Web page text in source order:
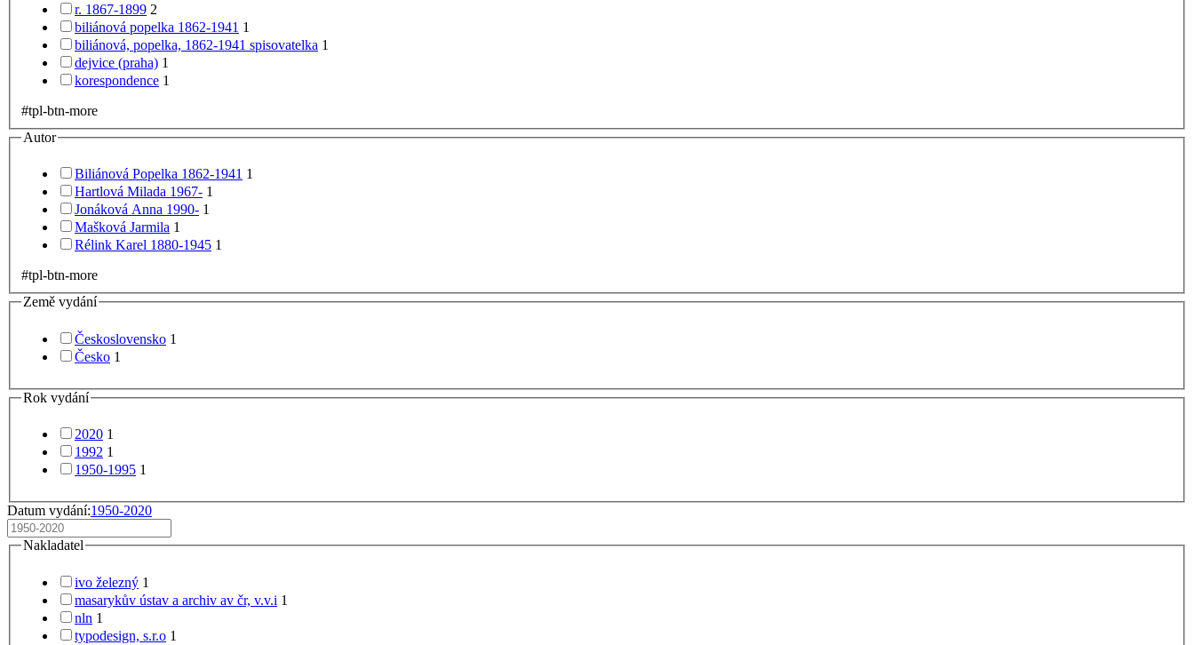
r. 1867-1899 2
biliánová popelka 1862-1941 1
biliánová, popelka, 1862-1941 spisovatelka 1
dejvice (praha) 1
korespondence 1
#tpl-btn-more
Autor
Biliánová Popelka 1862-1941 1
Hartlová Milada 1967- 1
Jonáková Anna 1990- 1
Mašková Jarmila 1
Rélink Karel 1880-1945 1
#tpl-btn-more
Země vydání
Československo 1
Česko 1
Rok vydání
2020 1
1992 1
1950-1995 1
Datum vydání:1950-2020
Nakladatel
ivo železný 1
masarykův ústav a archiv av čr, v.v.i 1
nln 1
typodesign, s.r.o 1